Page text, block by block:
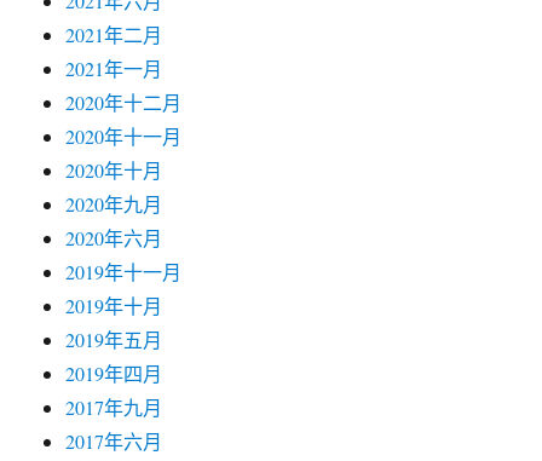
2021年二月
2021年一月
2020年十二月
2020年十一月
2020年十月
2020年九月
2020年六月
2019年十一月
2019年十月
2019年五月
2019年四月
2017年九月
2017年六月